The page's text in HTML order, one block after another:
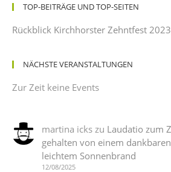
TOP-BEITRÄGE UND TOP-SEITEN
Rückblick Kirchhorster Zehntfest
NÄCHSTE VERANSTALTUNGEN
Zur Zeit keine Events
martina ickszu Laudatio zum
gehalten von einem
leichtem Sonnenbrand
12/08/2025